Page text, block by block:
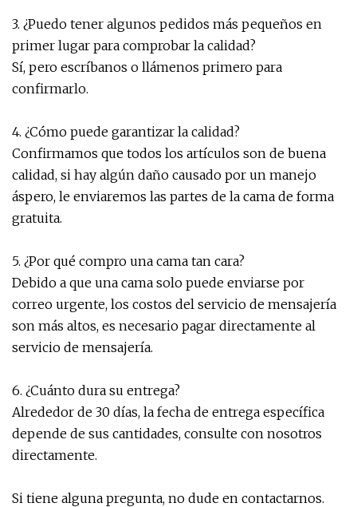
3. ¿Puedo tener algunos pedidos más pequeños en
primer lugar para comprobar la calidad?
Sí, pero escríbanos o llámenos primero para
confirmarlo.
4. ¿Cómo puede garantizar la calidad?
Confirmamos que todos los artículos son de buena
calidad, si hay algún daño causado por un manejo
áspero, le enviaremos las partes de la cama de forma
gratuita.
5. ¿Por qué compro una cama tan cara?
Debido a que una cama solo puede enviarse por
correo urgente, los costos del servicio de mensajería
son más altos, es necesario pagar directamente al
servicio de mensajería.
6. ¿Cuánto dura su entrega?
Alrededor de 30 días, la fecha de entrega específica
depende de sus cantidades, consulte con nosotros
directamente.
Si tiene alguna pregunta, no dude en contactarnos.